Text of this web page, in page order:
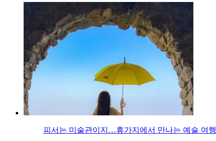
피서는 미술관이지…휴가지에서 만나는 예술 여행